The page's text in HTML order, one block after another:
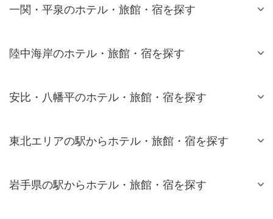
一関・平泉のホテル・旅館・宿を探す
陸中海岸のホテル・旅館・宿を探す
安比・八幡平のホテル・旅館・宿を探す
東北エリアの駅からホテル・旅館・宿を探す
岩手県の駅からホテル・旅館・宿を探す